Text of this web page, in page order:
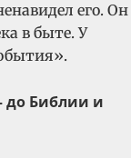
его. Он
в быте. У
до Библии и